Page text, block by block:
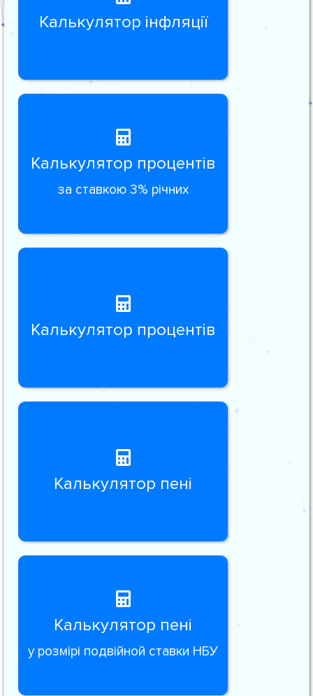
Калькулятор інфляції
Калькулятор процентів
за ставкою 3% річних
Калькулятор процентів
Калькулятор пені
Калькулятор пені
у розмірі подвійной ставки НБУ